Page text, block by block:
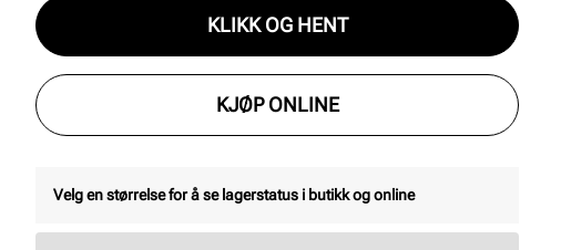
KLIKK OG HENT
KJØP ONLINE
Velg en størrelse for å se lagerstatus i butikk og online